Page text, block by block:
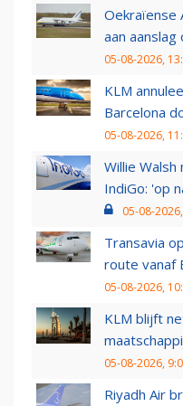
Oekraïense
aan
05-08-2026,
KLM
Barcelona
05-08-2026,
Willie
IndiGo: 'op
05-08-
Transavia
route vanaf
05-08-2026,
KLM blijft
05-08-2026,
Riyadh Air